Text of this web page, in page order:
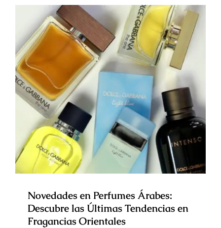
Novedades en Perfumes Árabes:
Descubre las Últimas Tendencias
en Fragancias Orientales
Novedades en Perfumes Árabes:
Descubre las Últimas Tendencias en
Fragancias Orientales